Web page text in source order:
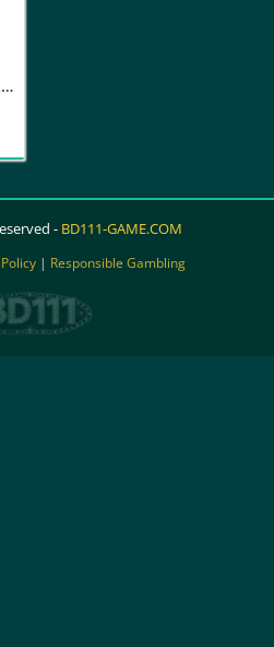
BD111 Bangladesh | Trusted Gaming Platform, App Download & Login
- BD111-GAME.COM
| Responsible Gambling